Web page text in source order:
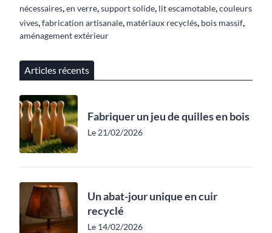
nécessaires,en verre,support solide, lit escamotable,couleurs
vives,fabrication artisanale, matériaux recyclés, bois massif,
aménagement extérieur
Articles récents
Fabriquer un jeu de quilles en bois
Le 21/02/2026
Un abat-jour unique en cuir
recyclé
Le 14/02/2026